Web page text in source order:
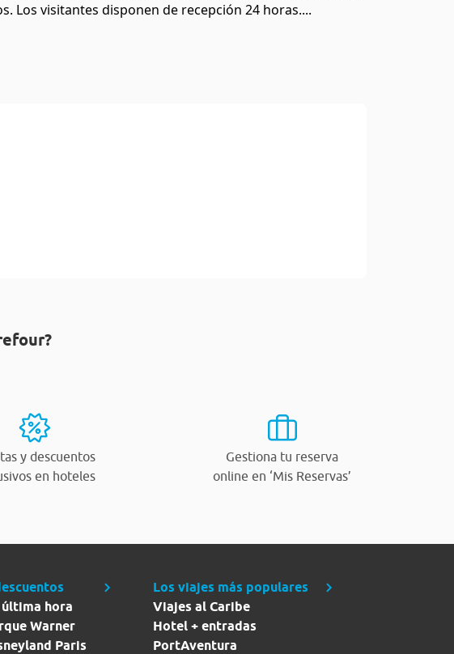
Los visitantes disponen de recepción 24 horas....
y descuentos
en hoteles
Gestiona tu reserva
online en ‘Mis Reservas’
hora
Warner
Paris
Los viajes más populares
Viajes al Caribe
Hotel + entradas
PortAventura